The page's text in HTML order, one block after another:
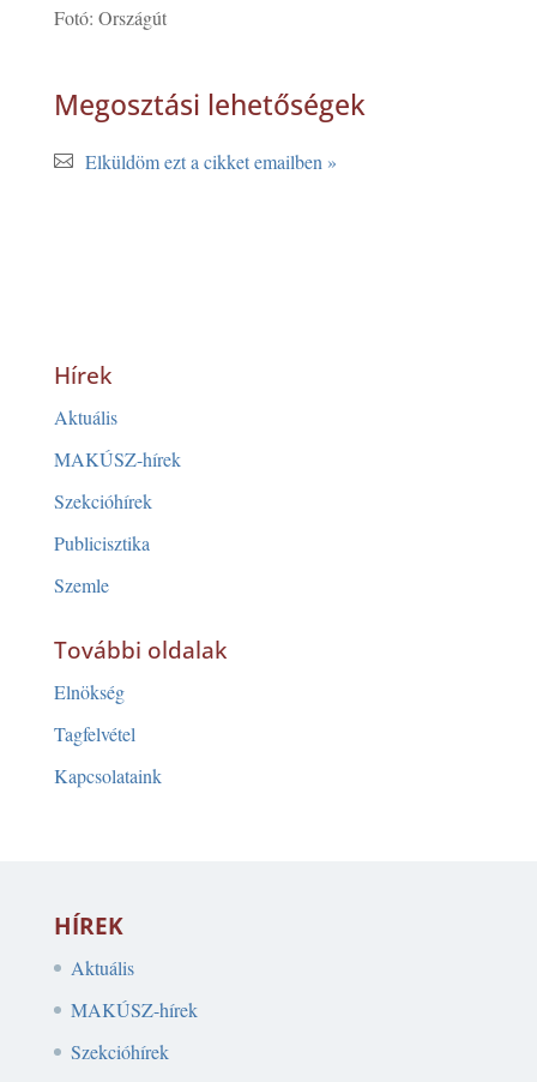
Fotó: Országút
Megosztási lehetőségek
Elküldöm ezt a cikket emailben »
Hírek
Aktuális
MAKÚSZ-hírek
Szekcióhírek
Publicisztika
Szemle
További oldalak
Elnökség
Tagfelvétel
Kapcsolataink
HÍREK
Aktuális
MAKÚSZ-hírek
Szekcióhírek